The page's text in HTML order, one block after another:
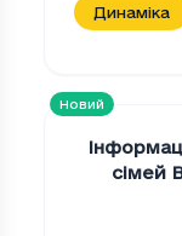
Динаміка
Новий
сімей